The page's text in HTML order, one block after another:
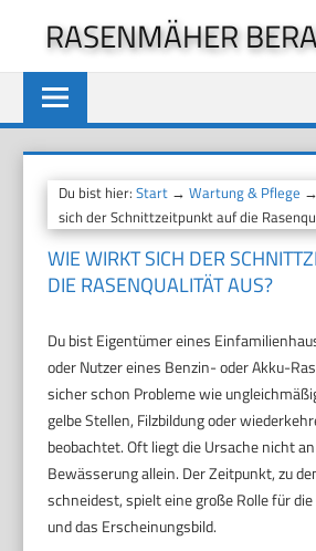
springen
RASENMÄHER
Du bist hier:Start →Wartung & Pflege →
sich der Schnittzeitpunkt auf die
WIE WIRKT SICH DER
DIE RASENQUALITÄT AUS?
Du bist Eigentümer eines
oder Nutzer eines Benzin- oder Akku-
sicher schon Probleme wie
gelbe Stellen, Filzbildung oder
beobachtet. Oft liegt die Ursache nicht
Bewässerung allein. Der Zeitpunkt, zu
schneidest, spielt eine große Rolle für
und das Erscheinungsbild.